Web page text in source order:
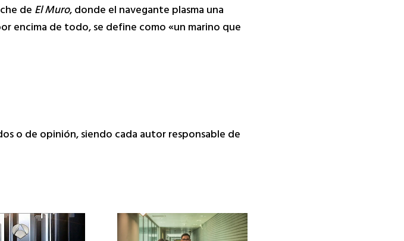
deEl Muro, donde el navegante plasma una
encima de todo, se define como «un marino que
o de opinión, siendo cada autor responsable de